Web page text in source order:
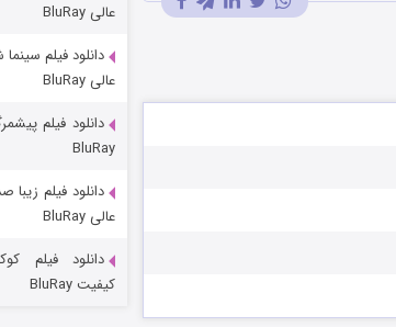
جادوگری
عالی BluRay
دانلود فیلم
عالی BluRay
دانلود فیلم
BluRay
دانلود فیلم
عالی BluRay
دانلود فیلم
کیفیت BluRay